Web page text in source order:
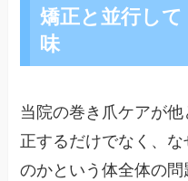
矯正と並行し
味
当院の巻き爪ケアが
正するだけでなく、
のかという体全体の